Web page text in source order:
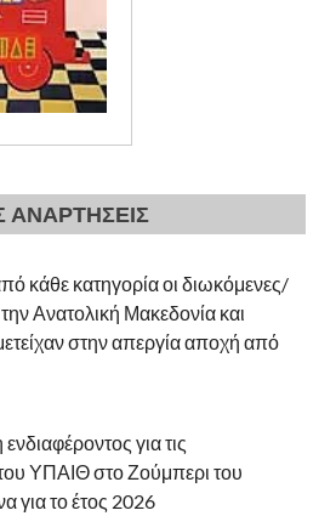
ΑΝΑΡΤΗΣΕΙΣ
κάθε κατηγορία οι διωκόμενες/
Ανατολική Μακεδονία και
στην απεργία αποχή από
για τις
ΥΠΑΙΘ στο Ζούμπερι του
το έτος 2026